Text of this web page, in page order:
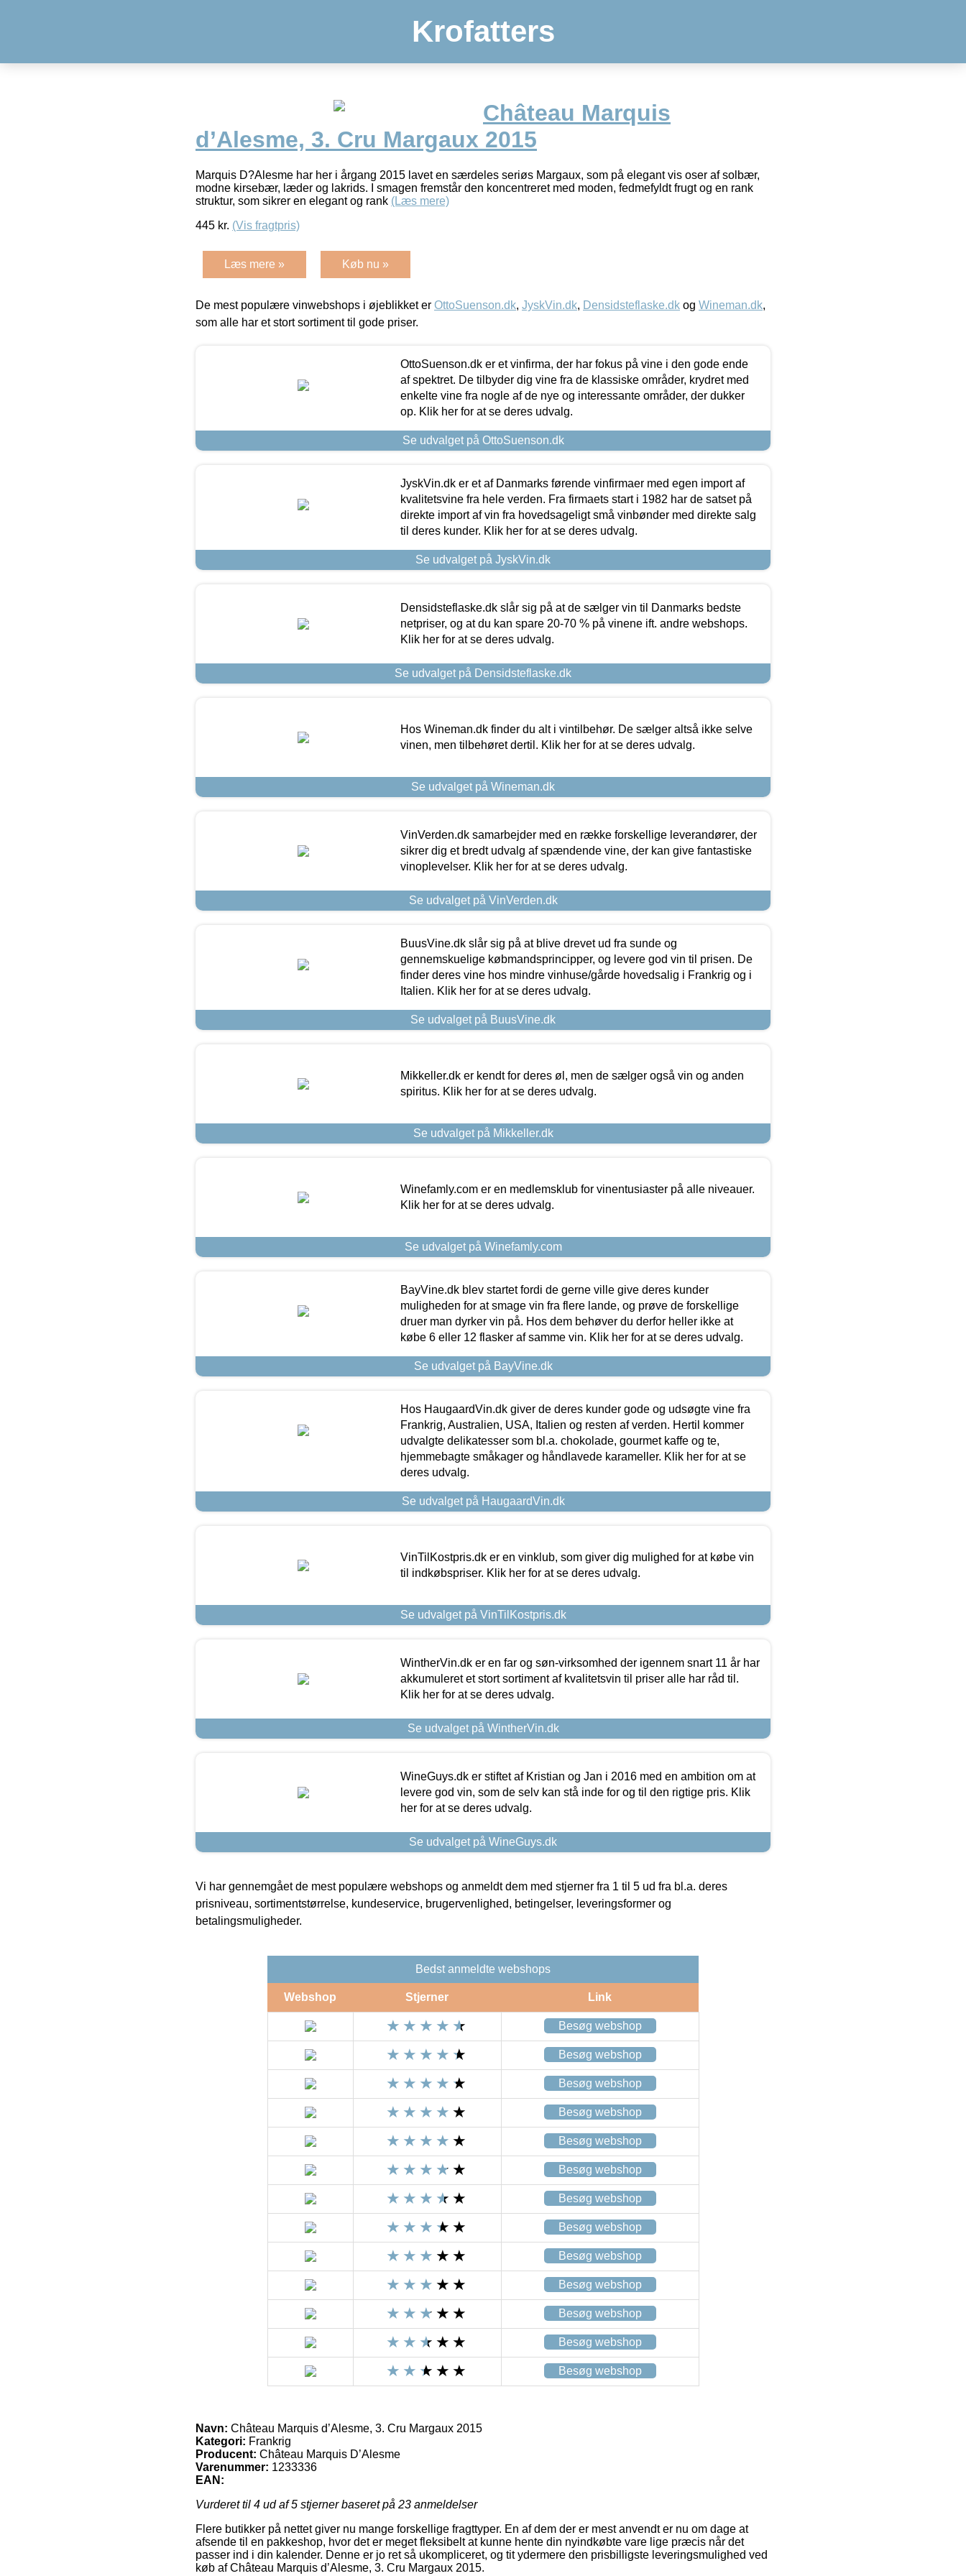
Krofatters
Château Marquis
d’Alesme, 3. Cru Margaux 2015
Marquis D?Alesme har her i årgang 2015 lavet en særdeles seriøs Margaux, som på elegant vis oser af solbær,
modne kirsebær, læder og lakrids. I smagen fremstår den koncentreret med moden, fedmefyldt frugt og en rank
struktur, som sikrer en elegant og rank (Læs mere)
445 kr. (Vis fragtpris)
Læs mere » Køb nu »
De mest populære vinwebshops i øjeblikket er OttoSuenson.dk, JyskVin.dk, Densidsteflaske.dk og Wineman.dk,
som alle har et stort sortiment til gode priser.
OttoSuenson.dk er et vinfirma, der har fokus på vine i den gode ende
af spektret. De tilbyder dig vine fra de klassiske områder, krydret med
enkelte vine fra nogle af de nye og interessante områder, der dukker
op. Klik her for at se deres udvalg.
Se udvalget på OttoSuenson.dk
JyskVin.dk er et af Danmarks førende vinfirmaer med egen import af
kvalitetsvine fra hele verden. Fra firmaets start i 1982 har de satset på
direkte import af vin fra hovedsageligt små vinbønder med direkte salg
til deres kunder. Klik her for at se deres udvalg.
Se udvalget på JyskVin.dk
Densidsteflaske.dk slår sig på at de sælger vin til Danmarks bedste
netpriser, og at du kan spare 20-70 % på vinene ift. andre webshops.
Klik her for at se deres udvalg.
Se udvalget på Densidsteflaske.dk
Hos Wineman.dk finder du alt i vintilbehør. De sælger altså ikke selve
vinen, men tilbehøret dertil. Klik her for at se deres udvalg.
Se udvalget på Wineman.dk
VinVerden.dk samarbejder med en række forskellige leverandører, der
sikrer dig et bredt udvalg af spændende vine, der kan give fantastiske
vinoplevelser. Klik her for at se deres udvalg.
Se udvalget på VinVerden.dk
BuusVine.dk slår sig på at blive drevet ud fra sunde og
gennemskuelige købmandsprincipper, og levere god vin til prisen. De
finder deres vine hos mindre vinhuse/gårde hovedsalig i Frankrig og i
Italien. Klik her for at se deres udvalg.
Se udvalget på BuusVine.dk
Mikkeller.dk er kendt for deres øl, men de sælger også vin og anden
spiritus. Klik her for at se deres udvalg.
Se udvalget på Mikkeller.dk
Winefamly.com er en medlemsklub for vinentusiaster på alle niveauer.
Klik her for at se deres udvalg.
Se udvalget på Winefamly.com
BayVine.dk blev startet fordi de gerne ville give deres kunder
muligheden for at smage vin fra flere lande, og prøve de forskellige
druer man dyrker vin på. Hos dem behøver du derfor heller ikke at
købe 6 eller 12 flasker af samme vin. Klik her for at se deres udvalg.
Se udvalget på BayVine.dk
Hos HaugaardVin.dk giver de deres kunder gode og udsøgte vine fra
Frankrig, Australien, USA, Italien og resten af verden. Hertil kommer
udvalgte delikatesser som bl.a. chokolade, gourmet kaffe og te,
hjemmebagte småkager og håndlavede karameller. Klik her for at se
deres udvalg.
Se udvalget på HaugaardVin.dk
VinTilKostpris.dk er en vinklub, som giver dig mulighed for at købe vin
til indkøbspriser. Klik her for at se deres udvalg.
Se udvalget på VinTilKostpris.dk
WintherVin.dk er en far og søn-virksomhed der igennem snart 11 år har
akkumuleret et stort sortiment af kvalitetsvin til priser alle har råd til.
Klik her for at se deres udvalg.
Se udvalget på WintherVin.dk
WineGuys.dk er stiftet af Kristian og Jan i 2016 med en ambition om at
levere god vin, som de selv kan stå inde for og til den rigtige pris. Klik
her for at se deres udvalg.
Se udvalget på WineGuys.dk
Vi har gennemgået de mest populære webshops og anmeldt dem med stjerner fra 1 til 5 ud fra bl.a. deres
prisniveau, sortimentstørrelse, kundeservice, brugervenlighed, betingelser, leveringsformer og
betalingsmuligheder.
Bedst anmeldte webshops
Webshop Stjerner Link
Besøg webshop
Besøg webshop
Besøg webshop
Besøg webshop
Besøg webshop
Besøg webshop
Besøg webshop
Besøg webshop
Besøg webshop
Besøg webshop
Besøg webshop
Besøg webshop
Besøg webshop
Navn: Château Marquis d’Alesme, 3. Cru Margaux 2015
Kategori: Frankrig
Producent: Château Marquis D’Alesme
Varenummer: 1233336
EAN:
Vurderet til 4 ud af 5 stjerner baseret på 23 anmeldelser
Flere butikker på nettet giver nu mange forskellige fragttyper. En af dem der er mest anvendt er nu om dage at
afsende til en pakkeshop, hvor det er meget fleksibelt at kunne hente din nyindkøbte vare lige præcis når det
passer ind i din kalender. Denne er jo ret så ukompliceret, og tit ydermere den prisbilligste leveringsmulighed ved
køb af Château Marquis d’Alesme, 3. Cru Margaux 2015.